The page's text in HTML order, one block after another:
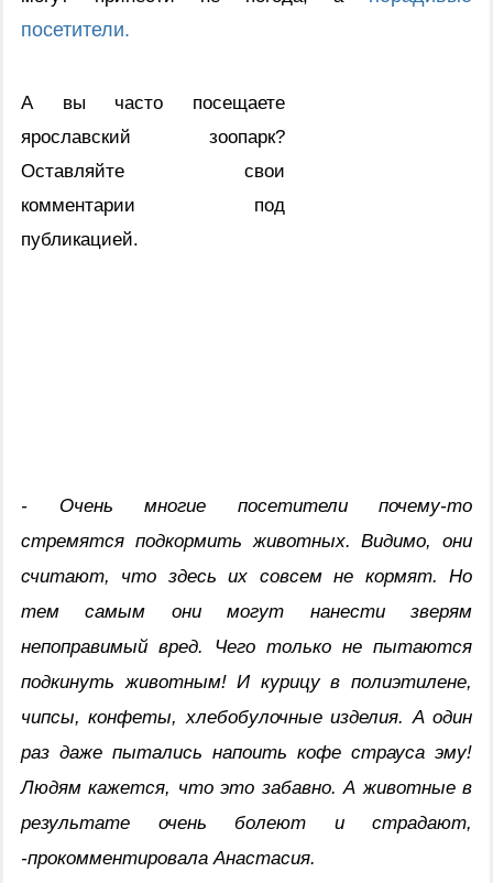
посетители.
А вы часто посещаете
ярославский зоопарк?
Оставляйте свои
комментарии под
публикацией.
- Очень многие посетители почему-то
стремятся подкормить животных. Видимо, они
считают, что здесь их совсем не кормят. Но
тем самым они могут нанести зверям
непоправимый вред. Чего только не пытаются
подкинуть животным! И курицу в полиэтилене,
чипсы, конфеты, хлебобулочные изделия. А один
раз даже пытались напоить кофе страуса эму!
Людям кажется, что это забавно. А животные в
результате очень болеют и страдают,
-прокомментировала Анастасия.